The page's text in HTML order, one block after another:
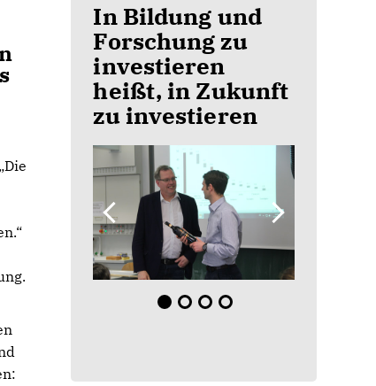
In Bildung und
Forschung zu
investieren
heißt, in Zukunft
zu investieren